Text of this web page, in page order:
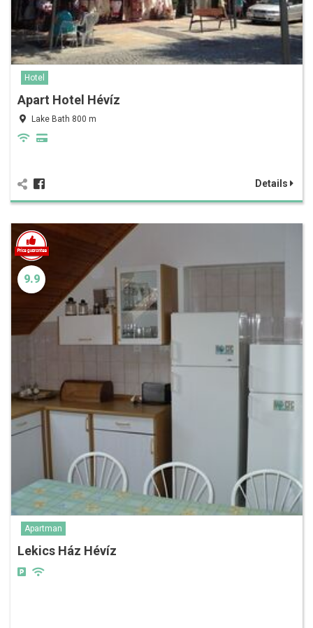
Hotel
Apart Hotel Hévíz
Lake Bath 800 m
Details
9.9
Apartman
Lekics Ház Hévíz